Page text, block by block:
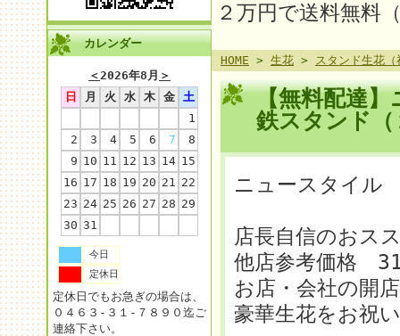
カレンダー
＜2026年8月 ＞
日
月 火 水 木 金
土
1
2
3 4 5 6 7
8
9 10 11 12 13 14 15
16 17 18 19 20 21 22
23 24 25 26 27 28 29
30 31
今日
定休日
定休日でもお急ぎの場合は、
０４６３-３１-７８９０迄ご
連絡下さい。
２万円で送料無料
HOME > 生花 > スタンド生花
【無料配達
鉄スタンド
ニュースタイル
店長自信のおス
他店参考価格
お店・会社の開
豪華生花をお祝